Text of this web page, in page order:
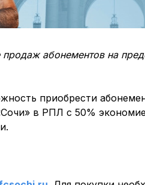
абонементов на
приобрести
в РПЛ с 50%